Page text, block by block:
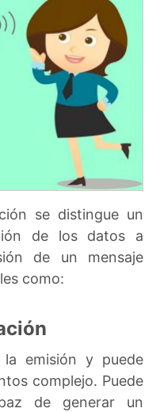
se distingue un
de los datos a
de un mensaje
como:
emisión y puede
complejo. Puede
de generar un